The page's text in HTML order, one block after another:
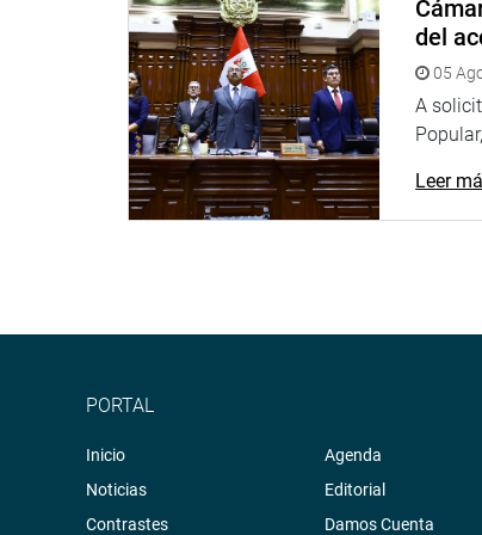
Portal: http://www.congreso.gob.pe/
Facebook: https://goo.gl/s5t7XN
Twitter:https://goo.gl/iMywRR
YouTube:https://goo.gl/VBXBNk
Radio:goo.gl/hMwTg1
fotografia.congreso.gob.pe
del
05
A
Leer
PORTAL
Inicio
Noticias
Contrastes
Agenda
Editorial
Damos Cuenta